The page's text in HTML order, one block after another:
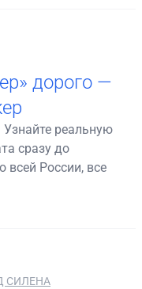
дорого —
реальную
сразу до
всей России, все
СИЛЕНА